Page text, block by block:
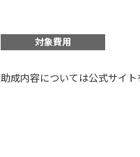
対象費用
助成内容については公式サイ